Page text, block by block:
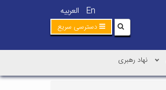
En العربیه
دسترسی سریع
نهاد رهبری